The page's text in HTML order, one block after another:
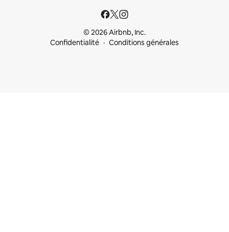
© 2026 Airbnb, Inc.
Confidentialité
Conditions générales